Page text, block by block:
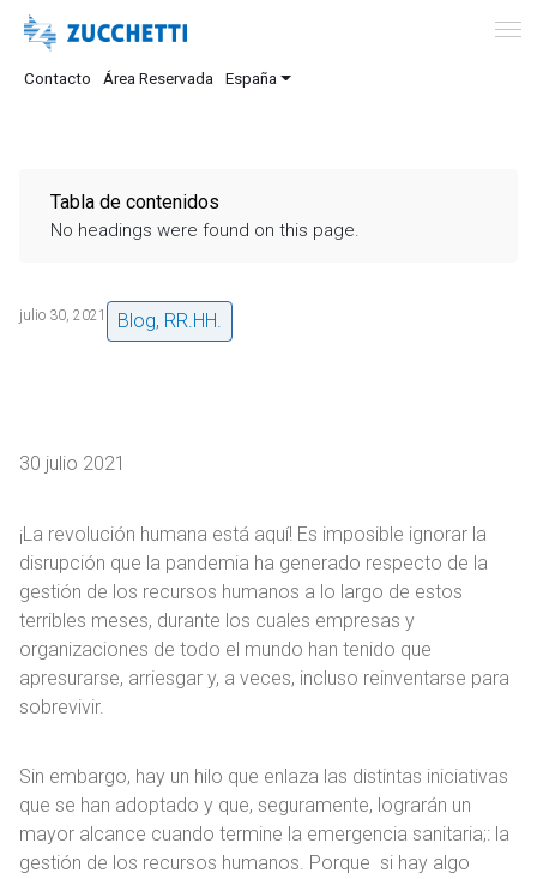
Contacto Área Reservada España
Tabla de contenidos
No headings were found on this page.
julio 30, 2021 Blog, RR.HH.
30 julio 2021
¡La revolución humana está aquí! Es imposible ignorar la
disrupción que la pandemia ha generado respecto de la
gestión de los recursos humanos a lo largo de estos
terribles meses, durante los cuales empresas y
organizaciones de todo el mundo han tenido que
apresurarse, arriesgar y, a veces, incluso reinventarse para
sobrevivir.
Sin embargo, hay un hilo que enlaza las distintas iniciativas
que se han adoptado y que, seguramente, lograrán un
mayor alcance cuando termine la emergencia sanitaria;: la
gestión de los recursos humanos. Porque si hay algo